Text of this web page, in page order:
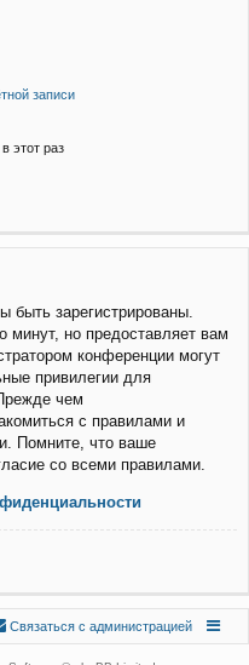
записи
этот раз
зарегистрированы.
минут, но предоставляет вам
конференции могут
привилегии для
чем
с правилами и
Помните, что ваше
со всеми правилами.
Связаться с администрацией